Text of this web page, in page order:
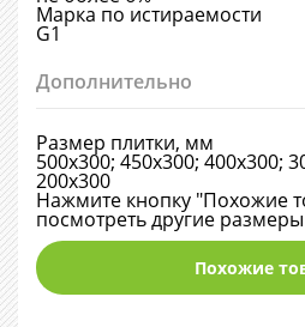
Марка по истираемости
G1
Дополнительно
Размер плитки, мм
500х300; 450х300; 400х300;
200х300
Нажмите кнопку "Похожие
посмотреть другие размеры
Похожие